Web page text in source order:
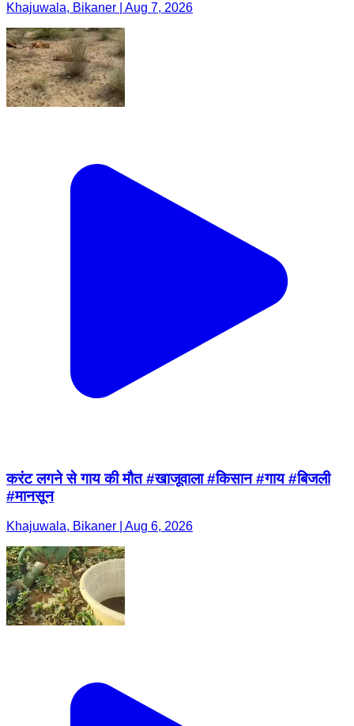
Khajuwala, Bikaner | Aug 7, 2026
करंट लगने से गाय की मौत #खाजूवाला #किसान #गाय #बिजली
#मानसून
Khajuwala, Bikaner | Aug 6, 2026